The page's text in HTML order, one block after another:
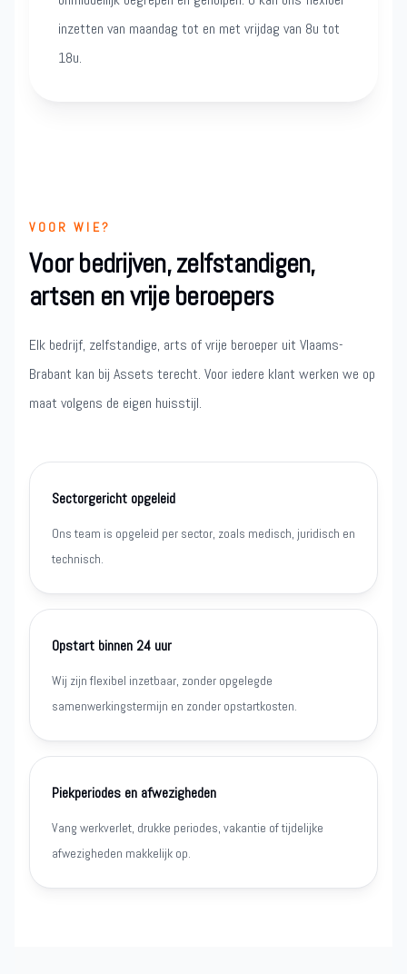
inzetten van maandag tot en met vrijdag van 8u tot
18u.
VOOR WIE?
Voor bedrijven, zelfstandigen,
artsen en vrije beroepers
Elk bedrijf, zelfstandige, arts of vrije beroeper uit Vlaams-
Brabant kan bij Assets terecht. Voor iedere klant werken we op
maat volgens de eigen huisstijl.
Sectorgericht opgeleid
Ons team is opgeleid per sector, zoals medisch, juridisch en
technisch.
Opstart binnen 24 uur
Wij zijn flexibel inzetbaar, zonder opgelegde
samenwerkingstermijn en zonder opstartkosten.
Piekperiodes en afwezigheden
Vang werkverlet, drukke periodes, vakantie of tijdelijke
afwezigheden makkelijk op.